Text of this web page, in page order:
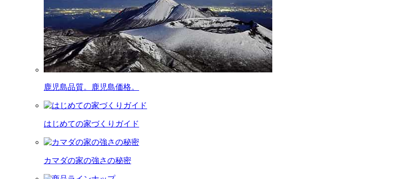
鹿児島品質。鹿児島価格。
はじめての家づくりガイド
カマダの家の強さの秘密